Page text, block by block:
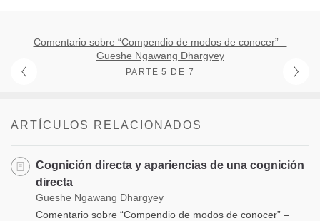
Comentario sobre “Compendio de modos de conocer” –
Gueshe Ngawang Dhargyey
PARTE 5 DE 7
ARTÍCULOS RELACIONADOS
Cognición directa y apariencias de una cognición
directa
Gueshe Ngawang Dhargyey
Comentario sobre “Compendio de modos de conocer” –